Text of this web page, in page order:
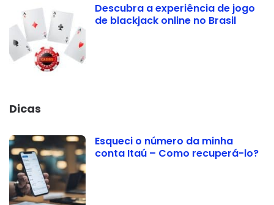
Descubra a experiência de jogo
de blackjack online no Brasil
Dicas
Esqueci o número da minha
conta Itaú – Como recuperá-lo?